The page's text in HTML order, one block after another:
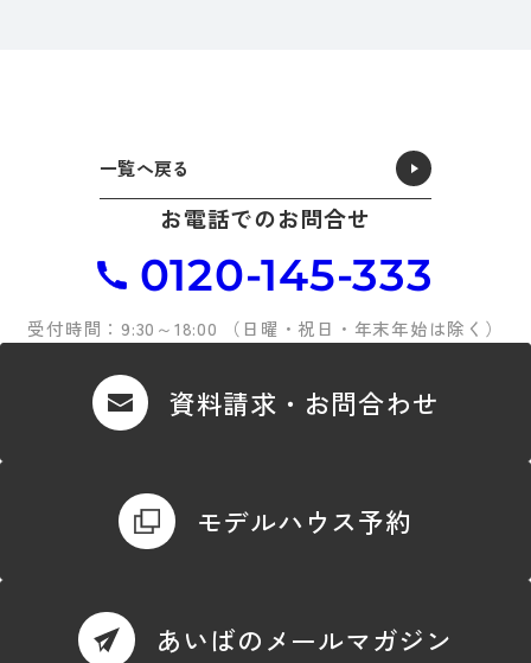
一覧へ戻る
お電話でのお問合せ
0120-145-333
受付時間：9:30～18:00 （日曜・祝日・年末年始は除く）
資料請求・お問合わせ
モデルハウス予約
あいばのメールマガジン